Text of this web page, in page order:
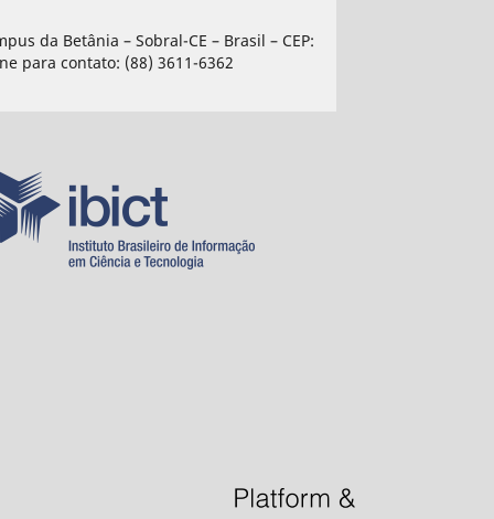
da Betânia – Sobral-CE – Brasil – CEP:
para contato: (88) 3611-6362